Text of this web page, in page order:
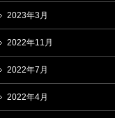
2023年3月
2022年11月
2022年7月
2022年4月